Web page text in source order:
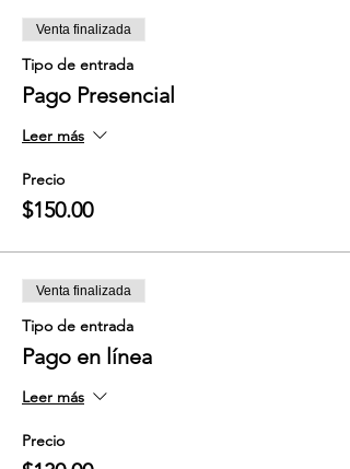
Venta finalizada
Tipo de entrada
Pago Presencial
Leer más
Precio
$150.00
Venta finalizada
Tipo de entrada
Pago en línea
Leer más
Precio